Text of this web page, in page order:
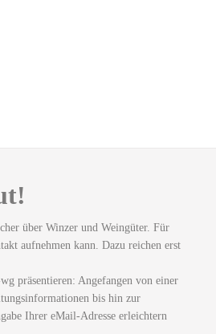
über Winzer und Weingüter. Für
aufnehmen kann. Dazu reichen erst
präsentieren: Angefangen von einer
bis hin zur
Ihrer eMail-Adresse erleichtern